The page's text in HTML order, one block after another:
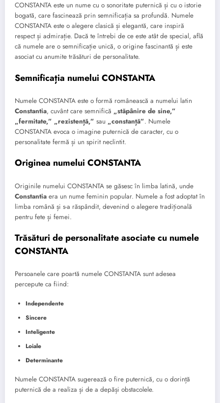
CONSTANTA este un nume cu o sonoritate puternică și cu o istorie
bogată, care fascinează prin semnificația sa profundă. Numele
CONSTANTA este o alegere clasică și elegantă, care inspiră
respect și admirație. Dacă te întrebi de ce este atât de special, află
că numele are o semnificație unică, o origine fascinantă și este
asociat cu anumite trăsături de personalitate.
Semnificația numelui CONSTANTA
Numele CONSTANTA este o formă românească a numelui latin
Constantia, cuvânt care semnifică „stăpânire de sine,”
„fermitate,” „rezistență,” sau „constanță”. Numele
CONSTANTA evoca o imagine puternică de caracter, cu o
personalitate fermă și un spirit neclintit.
Originea numelui CONSTANTA
Originile numelui CONSTANTA se găsesc în limba latină, unde
Constantia era un nume feminin popular. Numele a fost adoptat în
limba română și s-a răspândit, devenind o alegere tradițională
pentru fete și femei.
Trăsături de personalitate asociate cu numele
CONSTANTA
Persoanele care poartă numele CONSTANTA sunt adesea
percepute ca fiind:
Independente
Sincere
Inteligente
Loiale
Determinante
Numele CONSTANTA sugerează o fire puternică, cu o dorință
puternică de a realiza și de a depăși obstacolele.